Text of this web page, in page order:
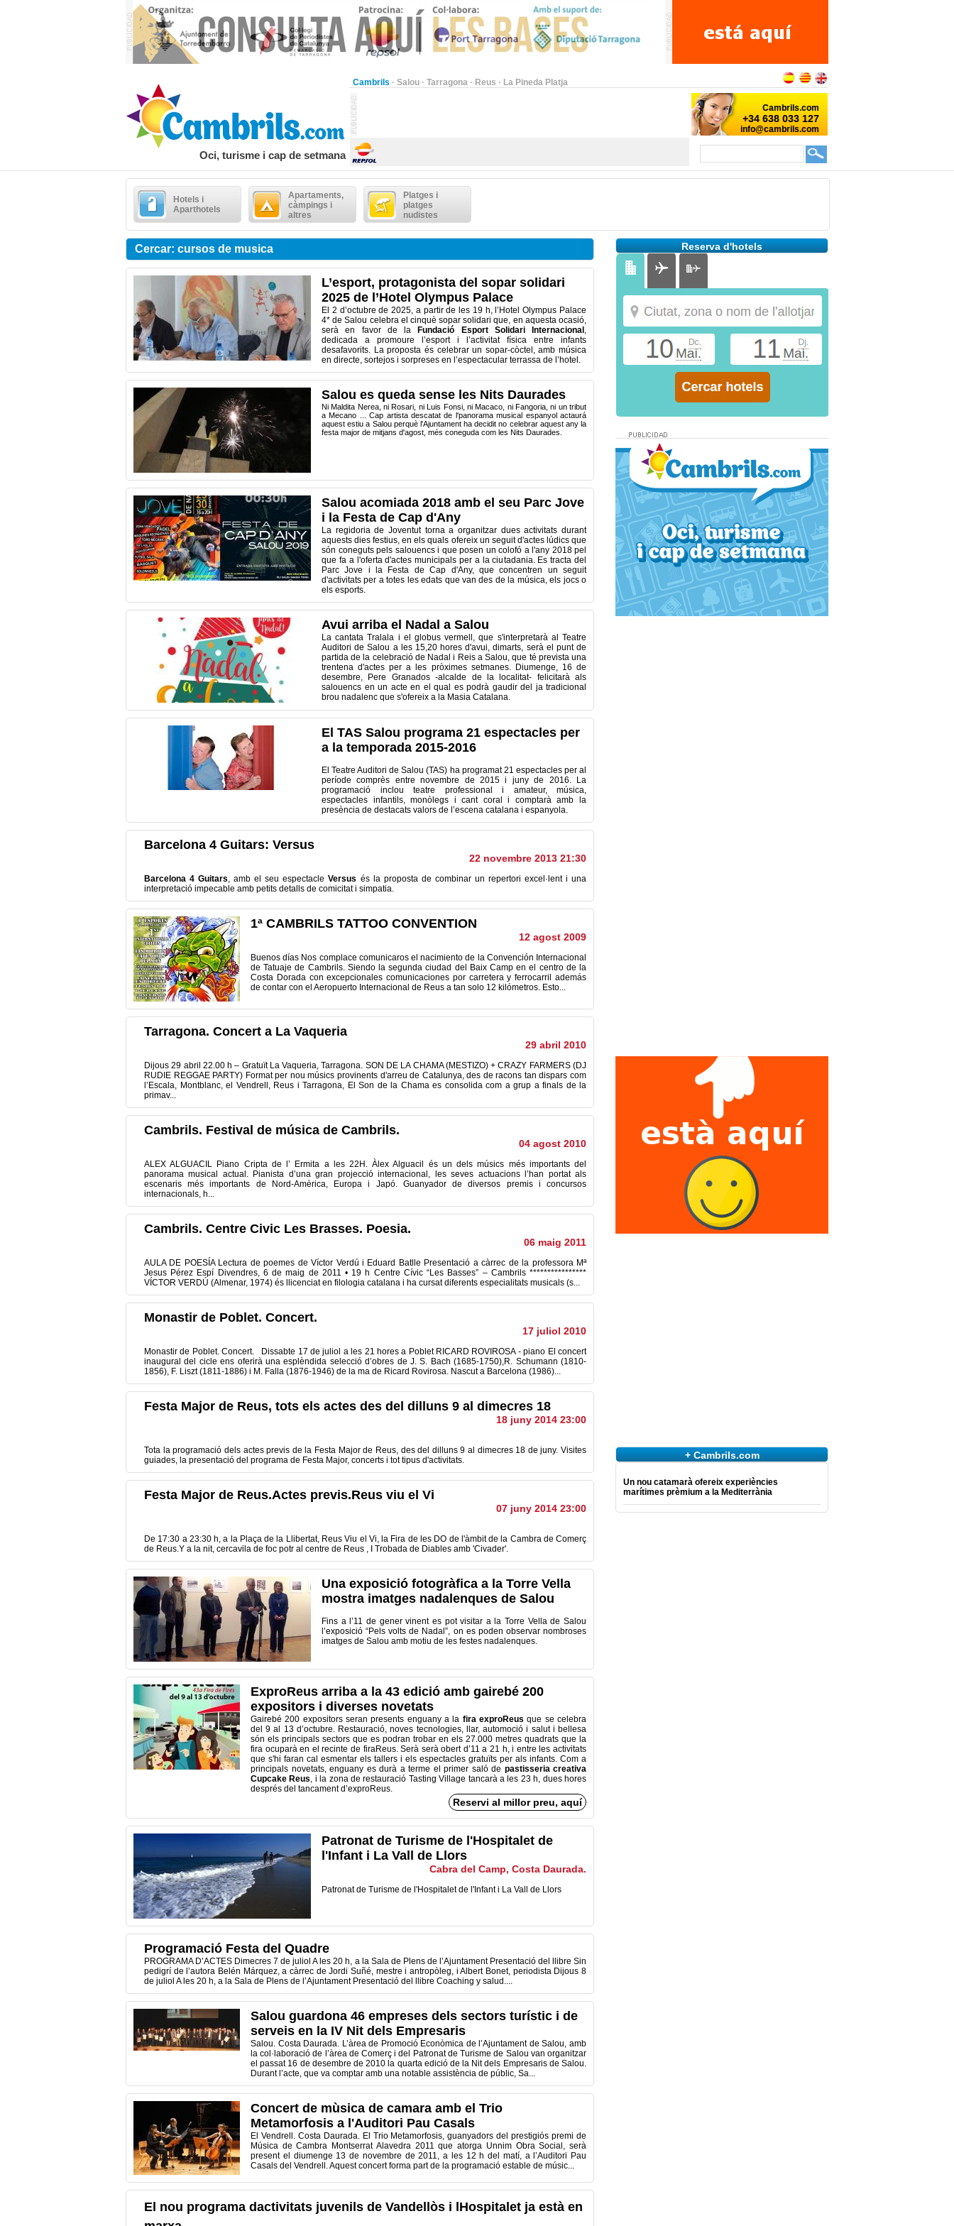
Cambrils · Salou · Tarragona · Reus · La Pineda Platja
Oci, turisme i cap de setmana
Hotels i
Aparthotels
Apartaments,
càmpings i
altres
Platges i
platges
nudistes
Cercar: cursos de musica
L’esport, protagonista del sopar solidari
2025 de l’Hotel Olympus Palace
El 2 d’octubre de 2025, a partir de les 19 h, l’Hotel Olympus Palace
4* de Salou celebra el cinquè sopar solidari que, en aquesta ocasió,
serà en favor de la Fundació Esport Solidari Internacional ,
dedicada a promoure l’esport i l’activitat física entre infants
desafavorits. La proposta és celebrar un sopar-còctel, amb música
en directe, sortejos i sorpreses en l’espectacular terrassa de l’hotel.
Salou es queda sense les Nits Daurades
Ni Maldita Nerea, ni Rosari, ni Luis Fonsi, ni Macaco, ni Fangoria, ni un tribut
a Mecano ... Cap artista descatat de l'panorama musical espanyol actaurá
aquest estiu a Salou perquè l'Ajuntament ha decidit no celebrar aquest any la
festa major de mitjans d'agost, més coneguda com les Nits Daurades.
Salou acomiada 2018 amb el seu Parc Jove
i la Festa de Cap d'Any
La regidoria de Joventut torna a organitzar dues activitats durant
aquests dies festius, en els quals ofereix un seguit d'actes lúdics que
són coneguts pels salouencs i que posen un colofó a l'any 2018 pel
que fa a l'oferta d'actes municipals per a la ciutadania. Es tracta del
Parc Jove i la Festa de Cap d'Any, que concentren un seguit
d'activitats per a totes les edats que van des de la música, els jocs o
els esports.
Avui arriba el Nadal a Salou
La cantata Tralala i el globus vermell, que s'interpretarà al Teatre
Auditori de Salou a les 15,20 hores d'avui, dimarts, serà el punt de
partida de la celebració de Nadal i Reis a Salou, que té prevista una
trentena d'actes per a les pròximes setmanes. Diumenge, 16 de
desembre, Pere Granados -alcalde de la localitat- felicitarà als
salouencs en un acte en el qual es podrà gaudir del ja tradicional
brou nadalenc que s'ofereix a la Masia Catalana.
El TAS Salou programa 21 espectacles per
a la temporada 2015-2016
El Teatre Auditori de Salou (TAS) ha programat 21 espectacles per al
període comprès entre novembre de 2015 i juny de 2016. La
programació inclou teatre professional i amateur, música,
espectacles infantils, monòlegs i cant coral i comptarà amb la
presència de destacats valors de l’escena catalana i espanyola.
Barcelona 4 Guitars: Versus
22 novembre 2013 21:30
Barcelona 4 Guitars, amb el seu espectacle Versus és la proposta de combinar un repertori excel·lent i una
interpretació impecable amb petits detalls de comicitat i simpatia.
1ª CAMBRILS TATTOO CONVENTION
12 agost 2009
Buenos días Nos complace comunicaros el nacimiento de la Convención Internacional
de Tatuaje de Cambrils. Siendo la segunda ciudad del Baix Camp en el centro de la
Costa Dorada con excepcionales comunicaciones por carretera y ferrocarril además
de contar con el Aeropuerto Internacional de Reus a tan solo 12 kilómetros. Esto...
Tarragona. Concert a La Vaqueria
29 abril 2010
Dijous 29 abril 22.00 h – Gratuït La Vaqueria, Tarragona. SON DE LA CHAMA (MESTIZO) + CRAZY FARMERS (DJ
RUDIE REGGAE PARTY) Format per nou músics provinents d'arreu de Catalunya, des de racons tan dispars com
l’Escala, Montblanc, el Vendrell, Reus i Tarragona, El Son de la Chama es consolida com a grup a finals de la
primav...
Cambrils. Festival de música de Cambrils.
04 agost 2010
ALEX ALGUACIL Piano Cripta de l’ Ermita a les 22H. Àlex Alguacil és un dels músics més importants del
panorama musical actual. Pianista d’una gran projecció internacional, les seves actuacions l’han portat als
escenaris més importants de Nord-Amèrica, Europa i Japó. Guanyador de diversos premis i concursos
internacionals, h...
Cambrils. Centre Civic Les Brasses. Poesia.
06 maig 2011
AULA DE POESÍA Lectura de poemes de Víctor Verdú i Eduard Batlle Presentació a càrrec de la professora Mª
Jesus Pérez Espí Divendres, 6 de maig de 2011 • 19 h Centre Cívic “Les Basses” – Cambrils ****************
VÍCTOR VERDÚ (Almenar, 1974) és llicenciat en filologia catalana i ha cursat diferents especialitats musicals (s...
Monastir de Poblet. Concert.
17 juliol 2010
Monastir de Poblet. Concert. Dissabte 17 de juliol a les 21 hores a Poblet RICARD ROVIROSA - piano El concert
inaugural del cicle ens oferirà una esplèndida selecció d’obres de J. S. Bach (1685-1750),R. Schumann (1810-
1856), F. Liszt (1811-1886) i M. Falla (1876-1946) de la ma de Ricard Rovirosa. Nascut a Barcelona (1986)...
Festa Major de Reus, tots els actes des del dilluns 9 al dimecres 18
18 juny 2014 23:00
Tota la programació dels actes previs de la Festa Major de Reus, des del dilluns 9 al dimecres 18 de juny. Visites
guiades, la presentació del programa de Festa Major, concerts i tot tipus d'activitats.
Festa Major de Reus.Actes previs.Reus viu el Vi
07 juny 2014 23:00
De 17:30 a 23:30 h, a la Plaça de la Llibertat, Reus Viu el Vi, la Fira de les DO de l'àmbit de la Cambra de Comerç
de Reus.Y a la nit, cercavila de foc potr al centre de Reus , I Trobada de Diables amb 'Civader'.
Una exposició fotogràfica a la Torre Vella
mostra imatges nadalenques de Salou
Fins a l’11 de gener vinent es pot visitar a la Torre Vella de Salou
l’exposició “Pels volts de Nadal”, on es poden observar nombroses
imatges de Salou amb motiu de les festes nadalenques.
ExproReus arriba a la 43 edició amb gairebé 200
expositors i diverses novetats
Gairebé 200 expositors seran presents enguany a la fira exproReus que se celebra
del 9 al 13 d’octubre. Restauració, noves tecnologies, llar, automoció i salut i bellesa
són els principals sectors que es podran trobar en els 27.000 metres quadrats que la
fira ocuparà en el recinte de firaReus. Serà serà obert d’11 a 21 h, i entre les activitats
que s'hi faran cal esmentar els tallers i els espectacles gratuïts per als infants. Com a
principals novetats, enguany es durà a terme el primer saló de pastisseria creativa
Cupcake Reus, i la zona de restauració Tasting Village tancarà a les 23 h, dues hores
després del tancament d’exproReus.
Reservi al millor preu, aquí
Patronat de Turisme de l'Hospitalet de
l'Infant i La Vall de Llors
Cabra del Camp, Costa Daurada.
Patronat de Turisme de l'Hospitalet de l'Infant i La Vall de Llors
Programació Festa del Quadre
PROGRAMA D’ACTES Dimecres 7 de juliol A les 20 h, a la Sala de Plens de l’Ajuntament Presentació del llibre Sin
pedigrí de l’autora Belén Márquez, a càrrec de Jordi Suñé, mestre i antropòleg, i Albert Bonet, periodista Dijous 8
de juliol A les 20 h, a la Sala de Plens de l’Ajuntament Presentació del llibre Coaching y salud....
Salou guardona 46 empreses dels sectors turístic i de
serveis en la IV Nit dels Empresaris
Salou. Costa Daurada. L’àrea de Promoció Econòmica de l’Ajuntament de Salou, amb
la col·laboració de l’àrea de Comerç i del Patronat de Turisme de Salou van organitzar
el passat 16 de desembre de 2010 la quarta edició de la Nit dels Empresaris de Salou.
Durant l’acte, que va comptar amb una notable assistència de públic, Sa...
Concert de mùsica de camara amb el Trio
Metamorfosis a l'Auditori Pau Casals
El Vendrell. Costa Daurada. El Trio Metamorfosis, guanyadors del prestigiós premi de
Música de Cambra Montserrat Alavedra 2011 que atorga Unnim Obra Social, serà
present el diumenge 13 de novembre de 2011, a les 12 h del matí, a l’Auditori Pau
Casals del Vendrell. Aquest concert forma part de la programació estable de músic...
El nou programa dactivitats juvenils de Vandellòs i lHospitalet ja està en
Reserva d'hotels
+ Cambrils.com
Un nou catamarà ofereix experiències
marítimes prèmium a la Mediterrània